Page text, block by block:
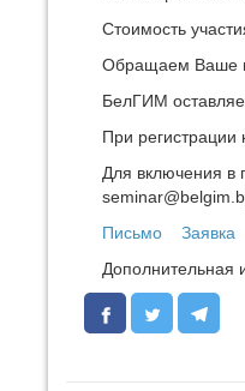
Стоимость
Обращаем Ваше
БелГИМ
При
Для включения в
Письмо
Заявка
Дополнительная